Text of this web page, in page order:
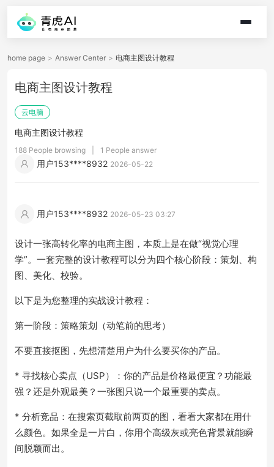
home page > Answer Center > 电商主图设计教程
电商主图设计教程
云电脑
电商主图设计教程
188 People browsing 1 People answer
用户153****8932 2026-05-22
用户153****8932 2026-05-23 03:27
设计一张高转化率的电商主图，本质上是在做“视觉心理
学”。一套完整的设计教程可以分为四个核心阶段：策划、构
图、美化、校验。
以下是为您整理的实战设计教程：
第一阶段：策略策划（动笔前的思考）
不要直接抠图，先想清楚用户为什么要买你的产品。
* 寻找核心卖点（USP）：你的产品是价格最便宜？功能最
强？还是外观最美？一张图只说一个最重要的卖点。
* 分析竞品：在搜索页截取前两页的图，看看大家都在用什
么颜色。如果全是一片白，你用个高级灰或亮色背景就能瞬
间脱颖而出。